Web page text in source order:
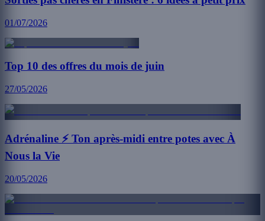
01/07/2026
Top 10 des offres du mois de juin
27/05/2026
Adrénaline ⚡️ Ton après-midi entre potes avec À
Nous la Vie
20/05/2026